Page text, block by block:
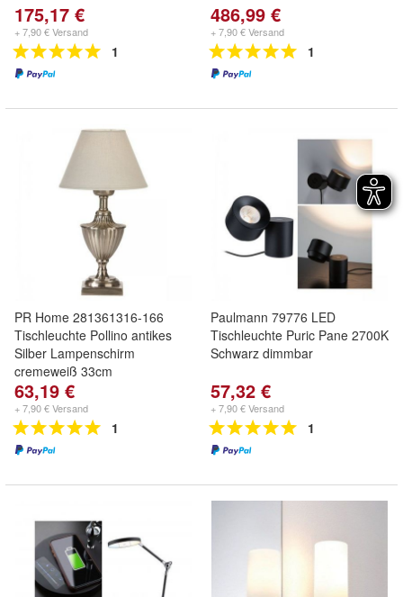
175,17 €
+ 7,90 € Versand
1
486,99 €
+ 7,90 € Versand
1
PR Home 281361316-166
Tischleuchte Pollino antikes
Silber Lampenschirm
cremeweiß 33cm
63,19 €
+ 7,90 € Versand
1
Paulmann 79776 LED
Tischleuchte Puric Pane 2700K
Schwarz dimmbar
57,32 €
+ 7,90 € Versand
1